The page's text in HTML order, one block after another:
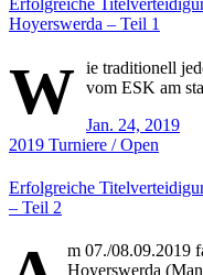
Erfolgreiche
Hoyerswerda – Teil 1
W
ie traditionell
vom ESK am
Jan. 24, 2019
2019 Turniere / Open
Erfolgreiche
– Teil 2
m 07./08.09.2019
Hoyerswerda